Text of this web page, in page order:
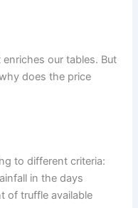
our tables. But
does the price
to different criteria:
in the days
of truffle available